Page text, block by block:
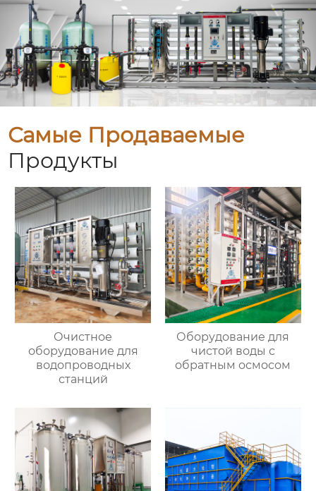
Самые Продаваемые
Продукты
Очистное
оборудование для
водопроводных
станций
Оборудование для
чистой воды с
обратным осмосом